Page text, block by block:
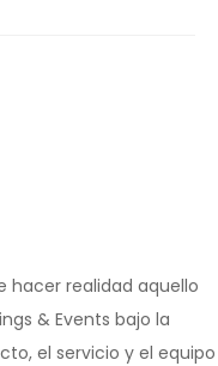
hacer realidad aquello
& Events bajo la
el servicio y el equipo